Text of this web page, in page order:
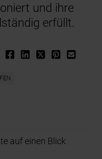
und ihre
erfüllt.
auf einen Blick